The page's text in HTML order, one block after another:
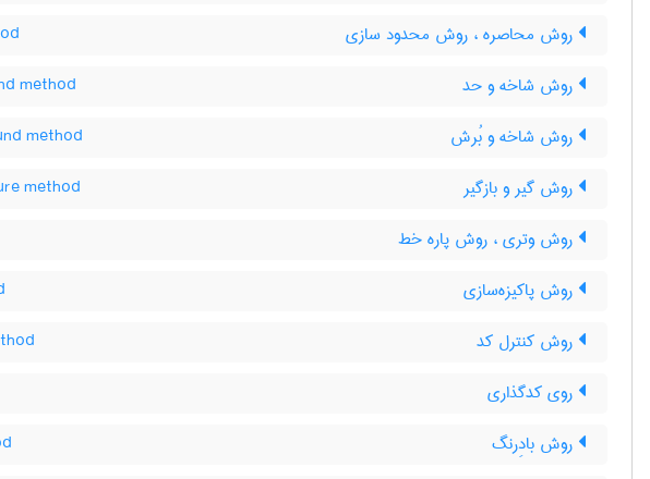
روش محاصره ، روش محدود سازی
روش شاخه و حد method
روش شاخه و بُرش method
روش گیر و بازگیر method
روش وتری ، روش پاره خط
روش پاکیزه‌سازی
روش کنترل کد
روی کدگذاری
روش بادِرنگ